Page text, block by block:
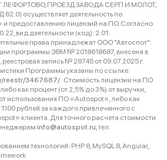
ПРОЕЗД ЗАВОДА СЕРП И МОЛОТ,
осуществляет деятельность по
предоставлению лицензий на ПО. Согласно
вид деятельности (код): 2.01.
права принадлежат ООО "Автоспот":
программы ЭВМ № 2018618687, внесена в
запись № 28745 от 09.07.2025 г.
Программы указаны по ссылке:
reestr/3467687/ . Стоимость лицензии на ПО
как процент (от 2,5% до 3%) от выручки,
использования ПО «Autospot», либо как
рублей за каждого привлеченного с
клиента. Для точного расчета стоимости
info@autospot.ru, тел.
технологий: PHP 8, MySQL 8, Angular,